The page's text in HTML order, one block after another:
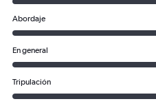
Abordaje
En general
Tripulación